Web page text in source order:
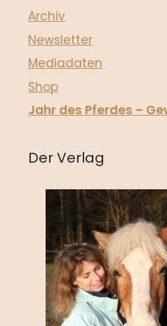
Archiv
Newsletter
Mediadaten
Shop
Jahr des Pferdes –
Der Verlag